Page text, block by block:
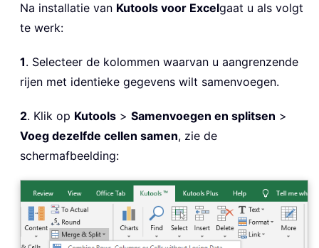
Na installatie van Kutools voor Excelgaat u als volgt
te werk:
1. Selecteer de kolommen waarvan u aangrenzende
rijen met identieke gegevens wilt samenvoegen.
2. Klik op Kutools > Samenvoegen en splitsen >
Voeg dezelfde cellen samen, zie de
schermafbeelding: